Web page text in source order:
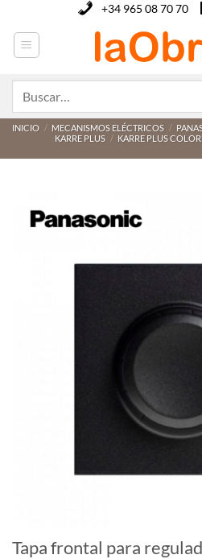
contenido
+34 965 08 70 70
INICIO / MECANISMOS ELÉCTRICOS /
KARRE PLUS / KARRE PLUS
Tapa frontal para